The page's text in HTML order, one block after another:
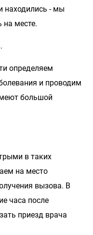
находились - мы
месте.
определяем
и проводим
большой
в таких
на место
вызова. В
часа после
приезд врача